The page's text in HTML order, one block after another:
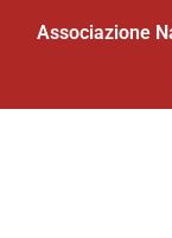
Associazione